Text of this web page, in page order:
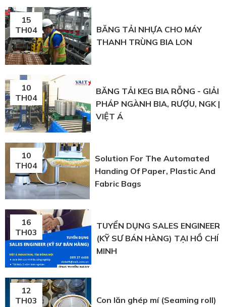
15
TH04
BĂNG TẢI NHỰA CHO MÁY
THANH TRÙNG BIA LON
10
TH04
BĂNG TẢI KEG BIA RỖNG - GIẢI
PHÁP NGÀNH BIA, RƯỢU, NGK |
VIỆT Á
10
TH04
Solution For The Automated
Handing Of Paper, Plastic And
Fabric Bags
16
TH03
TUYỂN DỤNG SALES ENGINEER
(KỸ SƯ BÁN HÀNG) TẠI HỒ CHÍ
MINH
12
TH03
Con lăn ghép mí (Seaming roll)